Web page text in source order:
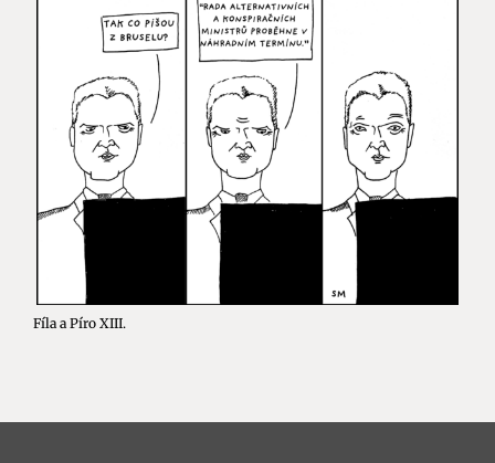
Fíla a Píro XIII.